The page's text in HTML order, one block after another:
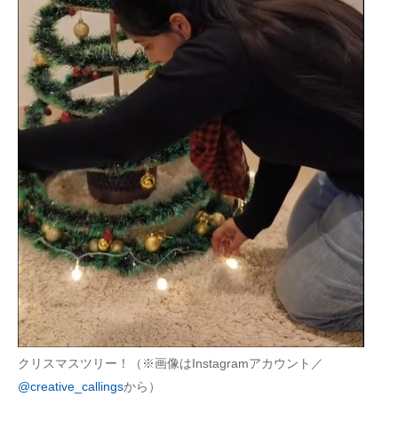
クリスマスツリー！（※画像はInstagramアカウント／
@creative_callingsから）